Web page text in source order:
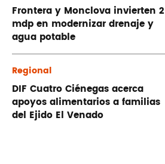
Frontera y Monclova invierten 2
mdp en modernizar drenaje y
agua potable
Regional
DIF Cuatro Ciénegas acerca
apoyos alimentarios a familias
del Ejido El Venado